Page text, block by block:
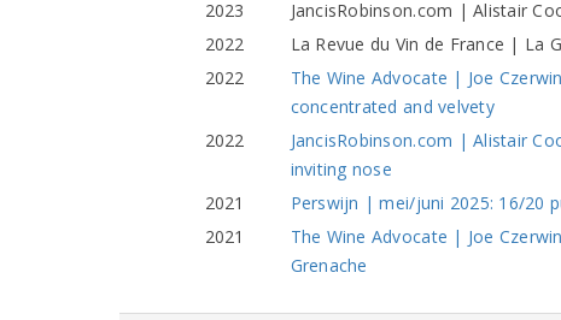
2023
JancisRobinson.com | Alistair
2022
La Revue du Vin de France | La
2022
The Wine Advocate | Joe
concentrated and velvety
2022
JancisRobinson.com | Alistair
inviting nose
2021
Perswijn | mei/juni 2025: 16/20
2021
The Wine Advocate | Joe
Grenache